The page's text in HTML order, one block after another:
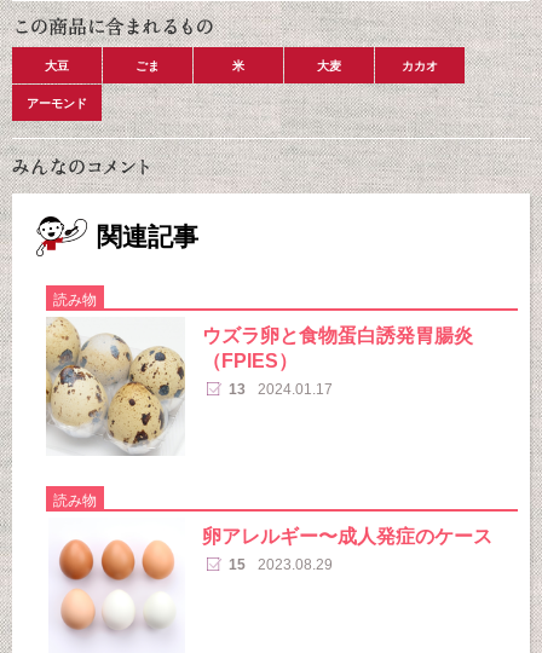
大豆 ごま 米 大麦 カカオ
アーモンド
関連記事
読み物
ウズラ卵と食物蛋白誘発胃腸炎
（FPIES）
13 2024.01.17
読み物
卵アレルギー〜成人発症のケース
15 2023.08.29